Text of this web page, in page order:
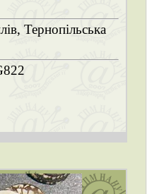
Тернопільська